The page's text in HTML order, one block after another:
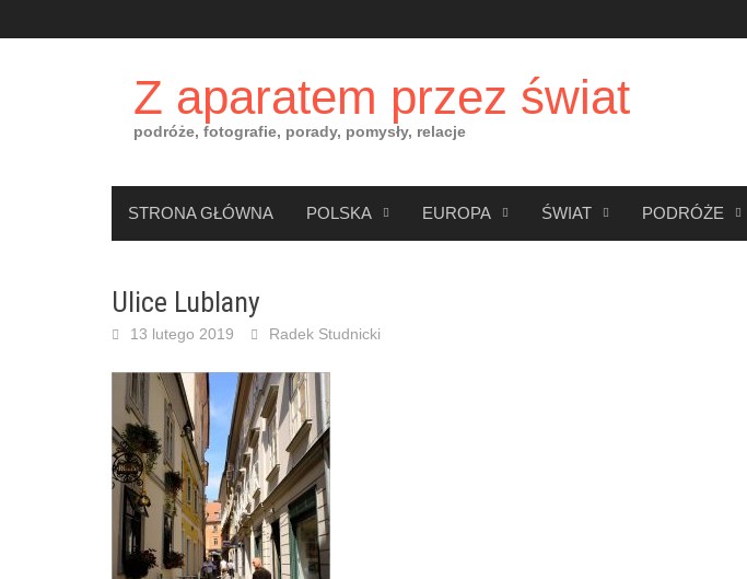
to
Z aparatem przez świat
podróże, fotografie, porady, pomysły, relacje
STRONA GŁÓWNA POLSKA EUROPA ŚWIAT PODRÓŻE
Ulice Lublany
13 lutego 2019 Radek Studnicki